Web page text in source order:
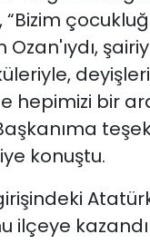
hepimizi bir
konuştu.
Atatürk
ilçeye